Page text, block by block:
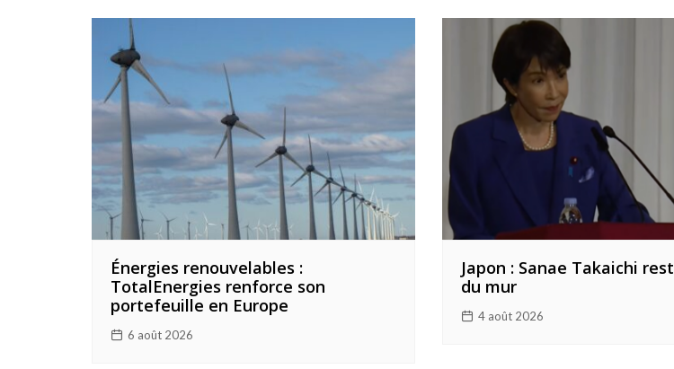
Énergies renouvelables :
TotalEnergies renforce son
portefeuille en Europe
6 août 2026
Japon : Sanae Takaichi
du mur
4 août 2026